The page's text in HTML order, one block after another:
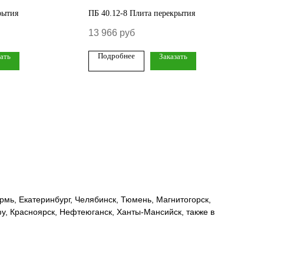
ПБ 40.12-8 Плита перекрытия
13 966 руб
Подробнее Заказать
Екатеринбург, Челябинск, Тюмень, Магнитогорск,
Красноярск, Нефтеюганск, Ханты-Мансийск, также в